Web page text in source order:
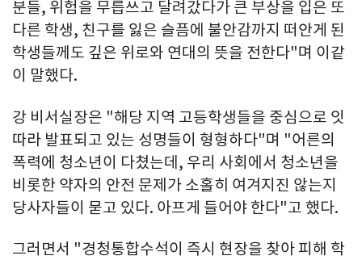
분들, 위험을 무릅쓰고 달려갔다가 큰 부상을 입은 또
다른 학생, 친구를 잃은 슬픔에 불안감까지 떠안게 된
학생들께도 깊은 위로와 연대의 뜻을 전한다"며 이같
이 말했다.
강 비서실장은 "해당 지역 고등학생들을 중심으로 잇
따라 발표되고 있는 성명들이 형형하다"며 "어른의
폭력에 청소년이 다쳤는데, 우리 사회에서 청소년을
비롯한 약자의 안전 문제가 소홀히 여겨지진 않는지
당사자들이 묻고 있다. 아프게 들어야 한다"고 했다.
그러면서 "경청통합수석이 즉시 현장을 찾아 피해 학